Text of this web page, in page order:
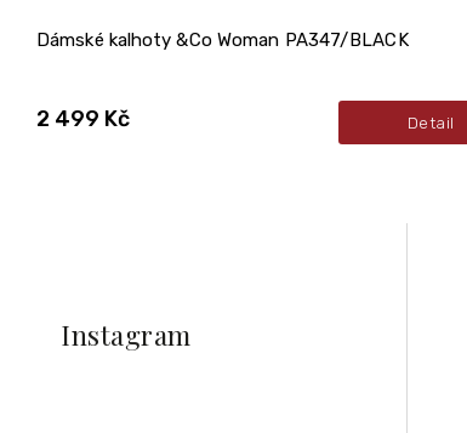
Dámské kalhoty &Co Woman PA347/BLACK
2 499 Kč Detail
Instagram